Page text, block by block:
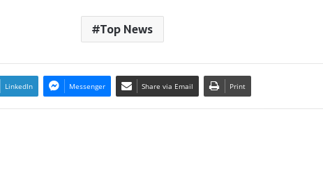
Top News
LinkedIn Messenger Share via Email Print